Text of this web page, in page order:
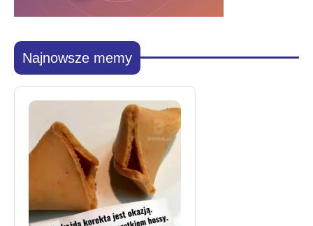
Najnowsze memy